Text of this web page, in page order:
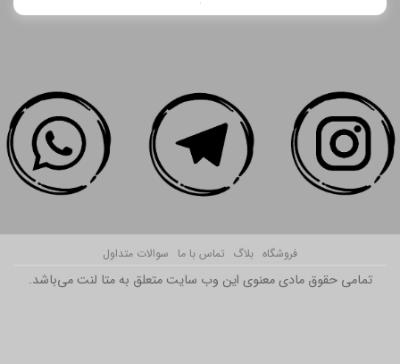
فروشگاه بلاگ تماس با ما سوالات متداول
تمامی حقوق مادی معنوی این وب سایت متعلق به متا لنت می‌باشد.